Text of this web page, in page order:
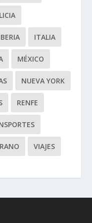
ITALIA
MÉXICO
NUEVA YORK
RENFE
VIAJES